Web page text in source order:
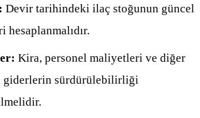
Devir tarihindeki ilaç stoğunun güncel
hesaplanmalıdır.
Kira, personel maliyetleri ve diğer
giderlerin sürdürülebilirliği